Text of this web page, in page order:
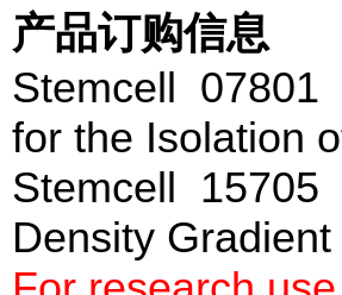
产品订购信息
Stemcell 07801
for the Isolation
Stemcell 15705
Density